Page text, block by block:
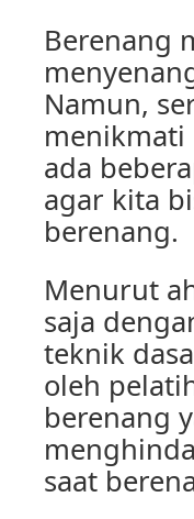
Berenang
Namun,
menikmati
ada
agar kita
berenang.
Menurut
saja
teknik
oleh
berenang
saat